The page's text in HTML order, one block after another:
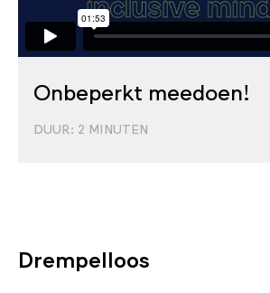
Onbeperkt meedoen!
DUUR: 2 MINUTEN
Drempelloos